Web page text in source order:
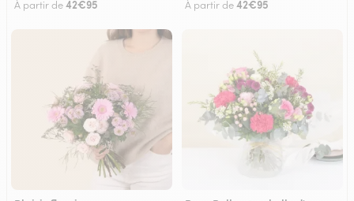
À partir de42€95 À partir de42€95